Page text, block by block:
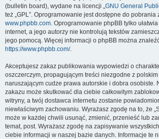
(bulletin board), wydane na licencji „GNU General
też „GPL”. Oprogramowanie jest dostępne do pobrania
www.phpbb.com. Oprogramowanie phpBB tylko
internet, a jego autorzy nie kontrolują tekstów
jego pomocą. Więcej informacji o phpBB można
https://www.phpbb.com/.
Akceptujesz zakaz publikowania wypowiedzi o
oszczerczym, propagującym treści niezgodne z
naruszającym cudze prawa autorskie i dobra osobiste.
zakazu może skutkować dla ciebie całkowitym
witryny, a twój dostawca internetu zostanie
niewłaściwym zachowaniu. Wyrażasz zgodę na to, że
może w każdej chwili usunąć, zmienić, przenieść lub
temat, post. Wyrażasz zgodę na zapisywanie
ciebie informacji w naszej bazie danych. Informacje te